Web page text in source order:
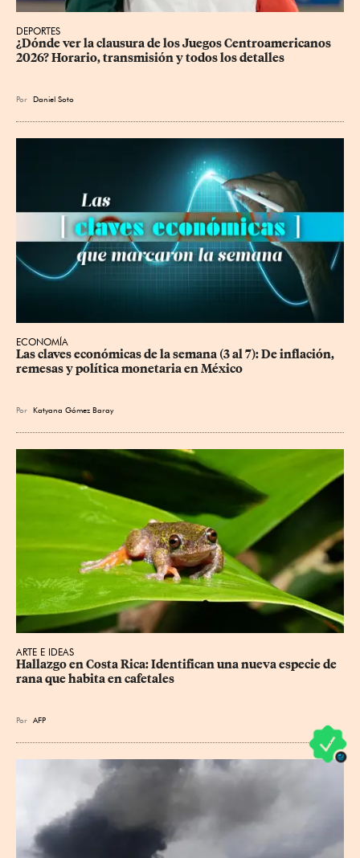
DEPORTES
¿Dónde ver la clausura de los Juegos Centroamericanos
2026? Horario, transmisión y todos los detalles
Por Daniel Soto
ECONOMÍA
Las claves económicas de la semana (3 al 7): De inflación,
remesas y política monetaria en México
Por Katyana Gómez Baray
ARTE E IDEAS
Hallazgo en Costa Rica: Identifican una nueva especie de
rana que habita en cafetales
Por AFP